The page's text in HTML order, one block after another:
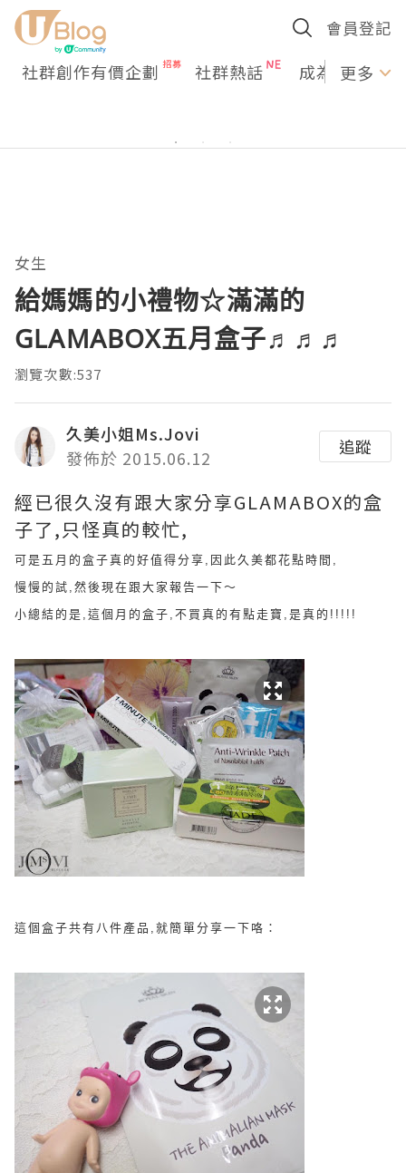
會員登記
社群創作有價企劃 社群熱話 成為U更多
女生
給媽媽的小禮物☆滿滿的
GLAMABOX五月盒子♬♬♬
瀏覽次數:537
久美小姐Ms.Jovi
發佈於 2015.06.12
追蹤
經已很久沒有跟大家分享GLAMABOX的盒
子了,只怪真的較忙,
可是五月的盒子真的好值得分享,因此久美都花點時間,
慢慢的試,然後現在跟大家報告一下～
小總結的是,這個月的盒子,不買真的有點走寶,是真的!!!!!
這個盒子共有八件產品,就簡單分享一下咯：